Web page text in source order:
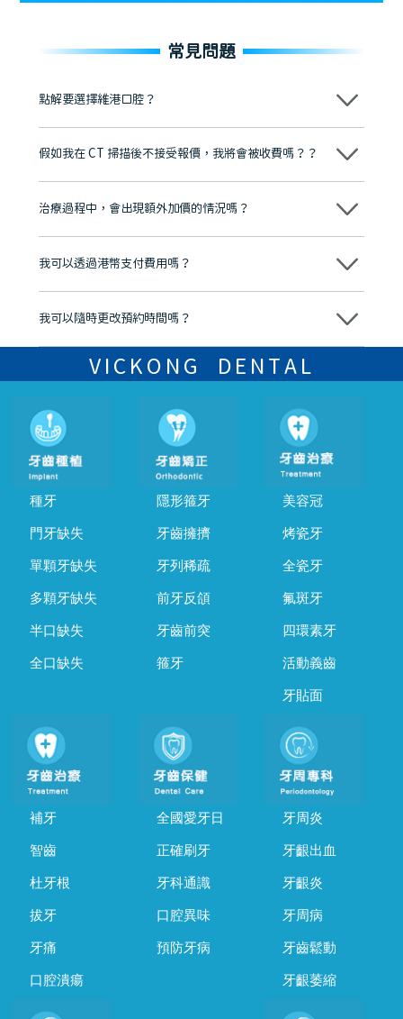
常見問題
點解要選擇維港口腔？
維港口腔踐行「醫道濟世」的大學校訓，各分院匯聚來自香港、內地的
牌」、「2025香港企業領袖品牌」，是諾貝爾種植系統全球放心植牙中
至今已服務超過三十個國家和地區的顧客，受到粵港澳大灣區及周邊城
市市民極高的口碑評價及信任推薦 珠海、深圳設有八大分院，香港亦設
有咨詢及服務保障中心，有任何問題都可以隨時預約免費咨詢，讓人十
假如我在 CT 掃描後不接受報價，我將會被收費嗎？？
不會！只要未開始實際服務之前，你不會被收取任何費用。
治療過程中，會出現額外加價的情況嗎？
不會，治療前我們會詳細說明治療方案及對應的價錢，顧客同意並簽字
我可以透過港幣支付費用嗎？
可以。維港口腔會按照當日匯率轉算收取費用，而匯率會及時告知客人
我可以隨時更改預約時間嗎？
可以，請盡早通過wechat或whatsapp聯絡我們，告知我們你原本預約
的時間及資料，並且重新預約的日期及時段
VICKONG DENTAL
種牙
門牙缺失
單顆牙缺失
多顆牙缺失
半口缺失
全口缺失
隱形箍牙
牙齒擁擠
牙列稀疏
前牙反頜
牙齒前突
箍牙
美容冠
烤瓷牙
全瓷牙
氟斑牙
四環素牙
活動義齒
牙貼面
補牙
智齒
杜牙根
拔牙
牙痛
口腔潰瘍
全國愛牙日
正確刷牙
牙科通識
口腔異味
預防牙病
牙周炎
牙齦出血
牙齦炎
牙周病
牙齒鬆動
牙齦萎縮